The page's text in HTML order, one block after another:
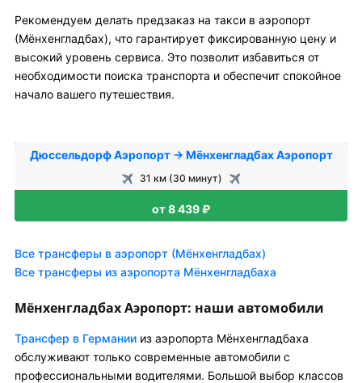
Рекомендуем делать предзаказ на такси в аэропорт
(Мёнхенгладбах), что гарантирует фиксированную цену и
высокий уровень сервиса. Это позволит избавиться от
необходимости поиска транспорта и обеспечит спокойное
начало вашего путешествия.
Дюссельдорф Аэропорт → Мёнхенгладбах Аэропорт
31 км (30 минут)
от 8 439 ₽
Все трансферы в аэропорт (Мёнхенгладбах)
Все трансферы из аэропорта Мёнхенгладбаха
Мёнхенгладбах Аэропорт: наши автомобили
Трансфер в Германии из аэропорта Мёнхенгладбаха
обслуживают только современные автомобили с
профессиональными водителями. Большой выбор классов